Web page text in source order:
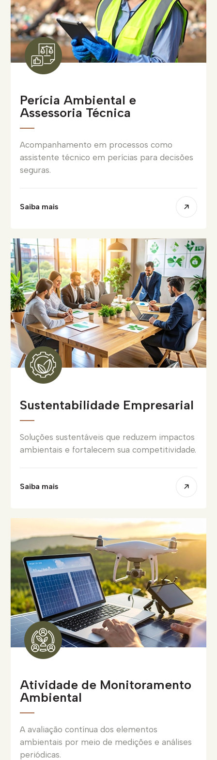
Perícia Ambiental e
Assessoria Técnica
Acompanhamento em processos como
assistente técnico em perícias para decisões
seguras.
Saiba mais
Sustentabilidade Empresarial
Soluções sustentáveis que reduzem impactos
ambientais e fortalecem sua competitividade.
Saiba mais
Atividade de Monitoramento
Ambiental
A avaliação contínua dos elementos
ambientais por meio de medições e análises
periódicas.